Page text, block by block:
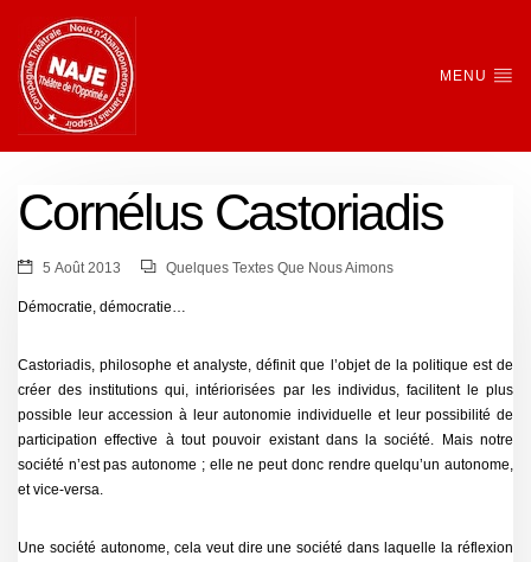
MENU
Cornélus Castoriadis
5 Août 2013 Quelques Textes Que Nous Aimons
Démocratie, démocratie…
Castoriadis, philosophe et analyste, définit que l’objet de la politique est de
créer des institutions qui, intériorisées par les individus, facilitent le plus
possible leur accession à leur autonomie individuelle et leur possibilité de
participation effective à tout pouvoir existant dans la société. Mais notre
société n’est pas autonome ; elle ne peut donc rendre quelqu’un autonome,
et vice-versa.
Une société autonome, cela veut dire une société dans laquelle la réflexion